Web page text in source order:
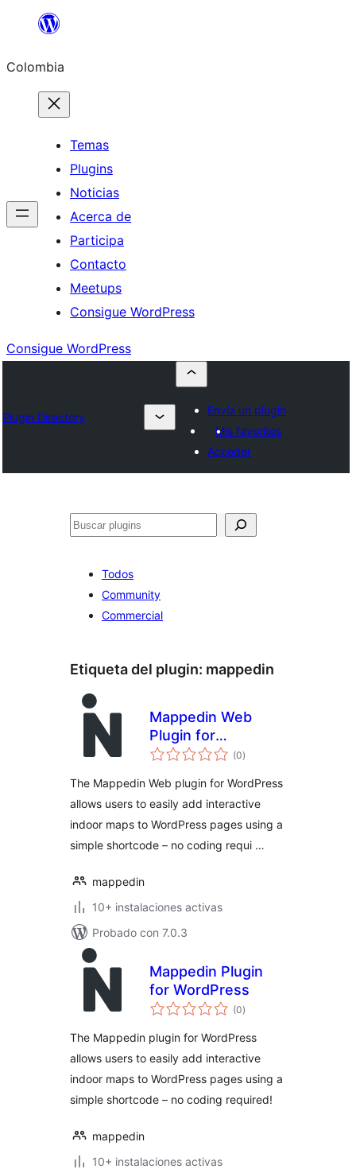
Saltar
contenido
Colombia
Temas
Plugins
Noticias
Acerca de
Participa
Contacto
Meetups
Consigue WordPress
Consigue WordPress
Plugin Directory
Envía un plugin
Mis favoritos
Acceder
Buscar
Todos
Community
Commercial
Etiqueta del plugin: mappedin
Mappedin Web
Plugin for
WordPress
(0total
de
)
The Mappedin Web plugin for WordPress
allows users to easily add interactive
indoor maps to WordPress pages using a
simple shortcode – no coding requi …
mappedin
10+ instalaciones activas
Probado con 7.0.3
Mappedin Plugin
for WordPress
(0total
de
)
The Mappedin plugin for WordPress
allows users to easily add interactive
indoor maps to WordPress pages using a
simple shortcode – no coding required!
mappedin
10+ instalaciones activas